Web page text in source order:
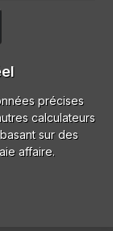
précises
calculateurs
sur des
affaire.